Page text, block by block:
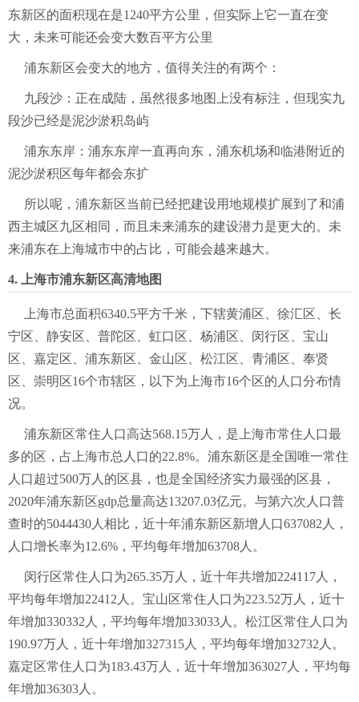
东新区的面积现在是1240平方公里，但实际上它一直在变
大，未来可能还会变大数百平方公里
浦东新区会变大的地方，值得关注的有两个：
九段沙：正在成陆，虽然很多地图上没有标注，但现实九
段沙已经是泥沙淤积岛屿
浦东东岸：浦东东岸一直再向东，浦东机场和临港附近的
泥沙淤积区每年都会东扩
所以呢，浦东新区当前已经把建设用地规模扩展到了和浦
西主城区九区相同，而且未来浦东的建设潜力是更大的。未
来浦东在上海城市中的占比，可能会越来越大。
4. 上海市浦东新区高清地图
上海市总面积6340.5平方千米，下辖黄浦区、徐汇区、长
宁区、静安区、普陀区、虹口区、杨浦区、闵行区、宝山
区、嘉定区、浦东新区、金山区、松江区、青浦区、奉贤
区、崇明区16个市辖区，以下为上海市16个区的人口分布情
况。
浦东新区常住人口高达568.15万人，是上海市常住人口最
多的区，占上海市总人口的22.8%。浦东新区是全国唯一常住
人口超过500万人的区县，也是全国经济实力最强的区县，
2020年浦东新区gdp总量高达13207.03亿元。与第六次人口普
查时的5044430人相比，近十年浦东新区新增人口637082人，
人口增长率为12.6%，平均每年增加63708人。
闵行区常住人口为265.35万人，近十年共增加224117人，
平均每年增加22412人。宝山区常住人口为223.52万人，近十
年增加330332人，平均每年增加33033人。松江区常住人口为
190.97万人，近十年增加327315人，平均每年增加32732人。
嘉定区常住人口为183.43万人，近十年增加363027人，平均每
年增加36303人。